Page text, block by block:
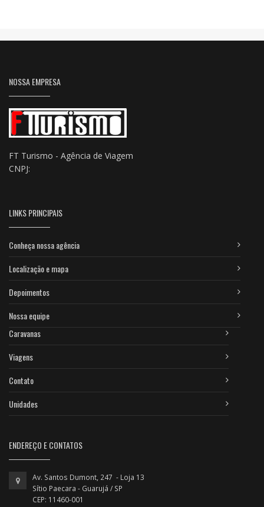
NOSSA EMPRESA
FT Turismo - Agência de Viagem
CNPJ:
LINKS PRINCIPAIS
Conheça nossa agência
Localização e mapa
Depoimentos
Nossa equipe
Caravanas
Viagens
Contato
Unidades
ENDEREÇO E CONTATOS
Av. Santos Dumont, 247 - Loja 13
Sítio Paecara - Guarujá / SP
CEP: 11460-001